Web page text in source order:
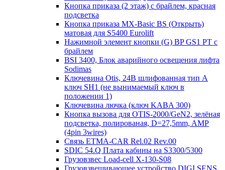
Кнопка приказа (2 этаж) с брайлем, красная
подсветка
Кнопка приказа MX-Basic BS (Открыть)
матовая для S5400 Eurolift
Нажимной элемент кнопки (G) BP GS1 PT с
брайлем
BSI 3400, Блок аварийного освещения лифта
Sodimas
Ключевина Otis, 24В шлифованная тип А
ключ SH1 (не вынимаемый ключ в
положении 1)
Ключевина лючка (ключ KABA 300)
Кнопка вызова для OTIS-2000/GeN2, зелёная
подсветка, полированая, D=27,5mm, AMP
(4pin 3wires)
Связь ETMA-CAR Rel.02 Rev.00
SDIC 54.Q Плата кабины на S3300/5300
Грузовзвес Load-cell X-130-S08
Грузовзвешивающее устройство DIGI SENS